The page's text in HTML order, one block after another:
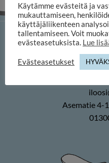
iloosi
Asematie 4-
Käytämme evästeitä ja
mukauttamiseen,
käyttäjäliikenteen
tallentamiseen. Voit
evästeasetuksista. Lue
Evästeasetukset